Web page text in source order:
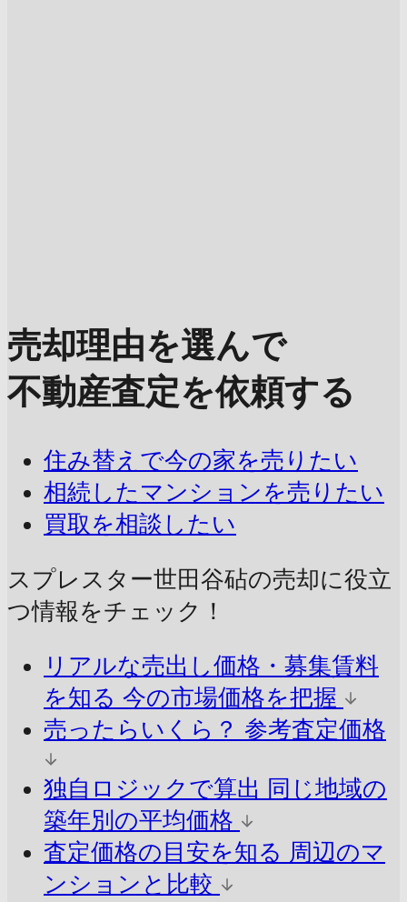
売却理由を選んで
不動産査定を依頼する
住み替えで今の家を売りたい
相続したマンションを売りたい
買取を相談したい
スプレスター世田谷砧の売却に役立
つ情報をチェック！
リアルな売出し価格・募集賃料
を知る 今の市場価格を把握
売ったらいくら？ 参考査定価格
独自ロジックで算出 同じ地域の
築年別の平均価格
査定価格の目安を知る 周辺のマ
ンションと比較